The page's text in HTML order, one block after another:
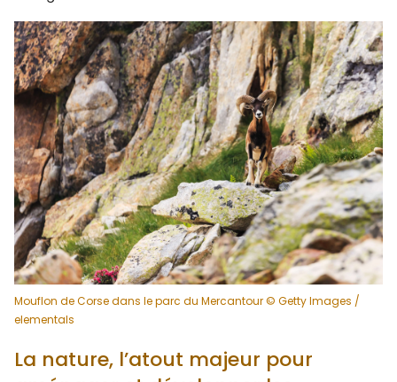
Mouflon de Corse dans le parc du Mercantour © Getty Images /
elementals
La nature, l’atout majeur pour